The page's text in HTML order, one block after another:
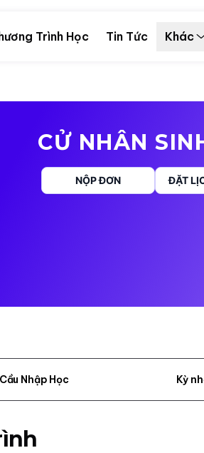
Trình Học Tin Tức Khác
CỬ NHÂN
NỘP ĐƠN ĐẶT
Nhập Học Kỳ